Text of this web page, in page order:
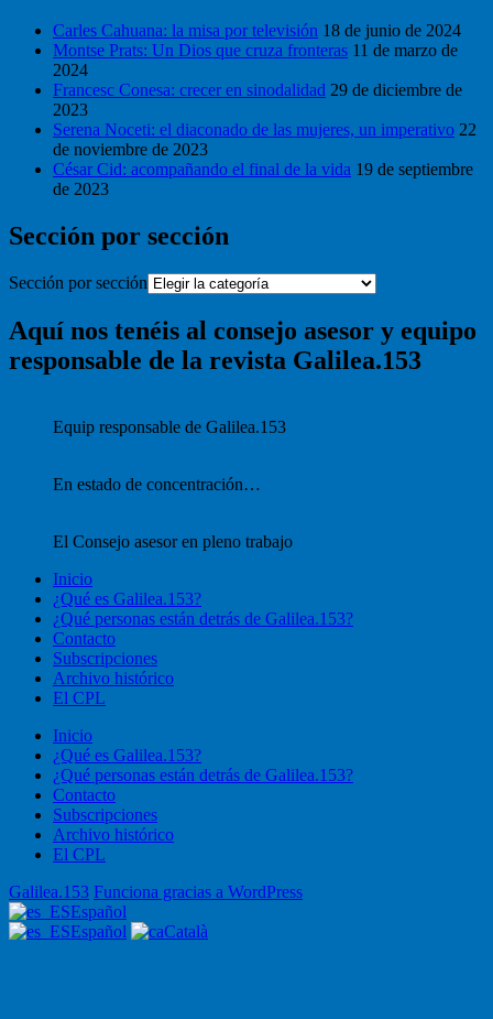
Carles Cahuana: la misa por televisión 18 de junio de 2024
Montse Prats: Un Dios que cruza fronteras 11 de marzo de
2024
Francesc Conesa: crecer en sinodalidad 29 de diciembre de
2023
Serena Noceti: el diaconado de las mujeres, un imperativo 22
de noviembre de 2023
César Cid: acompañando el final de la vida 19 de septiembre
de 2023
Sección por sección
Sección por sección
Aquí nos tenéis al consejo asesor y equipo
responsable de la revista Galilea.153
Equip responsable de Galilea.153
En estado de concentración…
El Consejo asesor en pleno trabajo
Inicio
¿Qué es Galilea.153?
¿Qué personas están detrás de Galilea.153?
Contacto
Subscripciones
Archivo histórico
El CPL
Inicio
¿Qué es Galilea.153?
¿Qué personas están detrás de Galilea.153?
Contacto
Subscripciones
Archivo histórico
El CPL
Galilea.153 Funciona gracias a WordPress
Español
Español
Català